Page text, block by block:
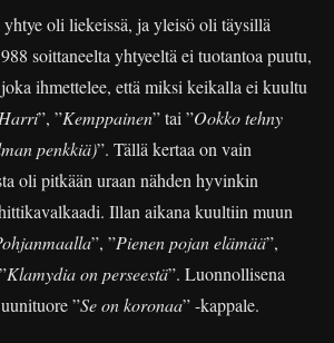
oli liekeissä, ja yleisö oli täysillä
soittaneelta yhtyeeltä ei tuotantoa puutu,
ihmettelee, että miksi keikalla ei kuultu
Harri”, ”Kemppainen” tai ”Ookko tehny
penkkiä)”. Tällä kertaa on vain
oli pitkään uraan nähden hyvinkin
Illan aikana kuultiin muun
”, ”Pienen pojan elämää”,
Klamydia on perseestä”. Luonnollisena
”Se on koronaa” -kappale.